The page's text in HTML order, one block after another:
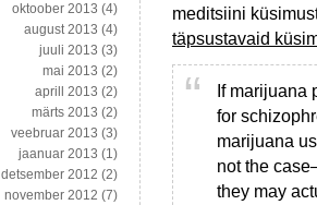
meditsiini
täpsustavaid
If marijuana
for
marijuana
not the
they may
oktoober 2013 (4)
august 2013 (4)
juuli 2013 (3)
mai 2013 (2)
aprill 2013 (2)
märts 2013 (2)
veebruar 2013 (3)
jaanuar 2013 (1)
detsember 2012 (2)
november 2012 (7)